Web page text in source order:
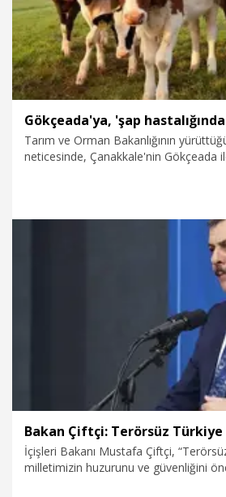
önemli katkı sunuyor” dedi.
Tarım ve Orman Bakanlığının
neticesinde, Çanakkale'nin Gökçeada
İçişleri Bakanı Mustafa Çiftçi,
milletimizin huzurunu ve güvenliğini